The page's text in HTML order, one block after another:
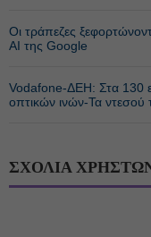
Οι τράπεζες
AI της Google
Vodafone-ΔΕΗ: Στα 130
οπτικών ινών-Τα ντεσού
ΣΧΟΛΙΑ